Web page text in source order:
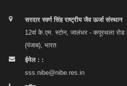
सरदार स्वर्ण सिंह राष्ट्रीय जैव ऊर्जा संस्थान
12वां के.एम. स्टोन, जालंधर - कपूरथला
(पंजाब), भारत
ईमेल : :
sss.nibe@nibe.res.in